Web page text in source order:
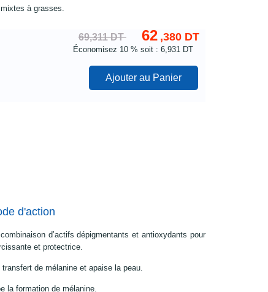
à grasses.
69,311 DT 62 ,380 DT
Économisez 10 % soit : 6,931 DT
Ajouter au Panier
d'action
d’actifs dépigmentants et antioxydants pour
et protectrice.
transfert de mélanine et apaise la peau.
la formation de mélanine.